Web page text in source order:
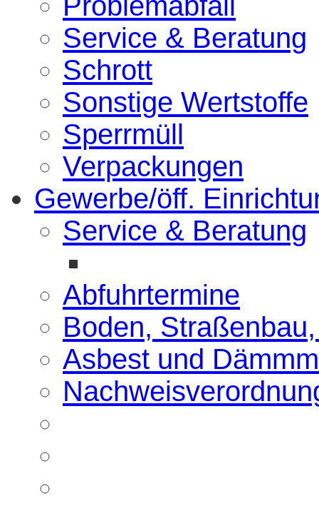
Service & Beratung
Schrott
Sonstige Wertstoffe
Sperrmüll
Verpackungen
Gewerbe/öff.
Service & Beratung
Abfuhrtermine
Boden,
Asbest und